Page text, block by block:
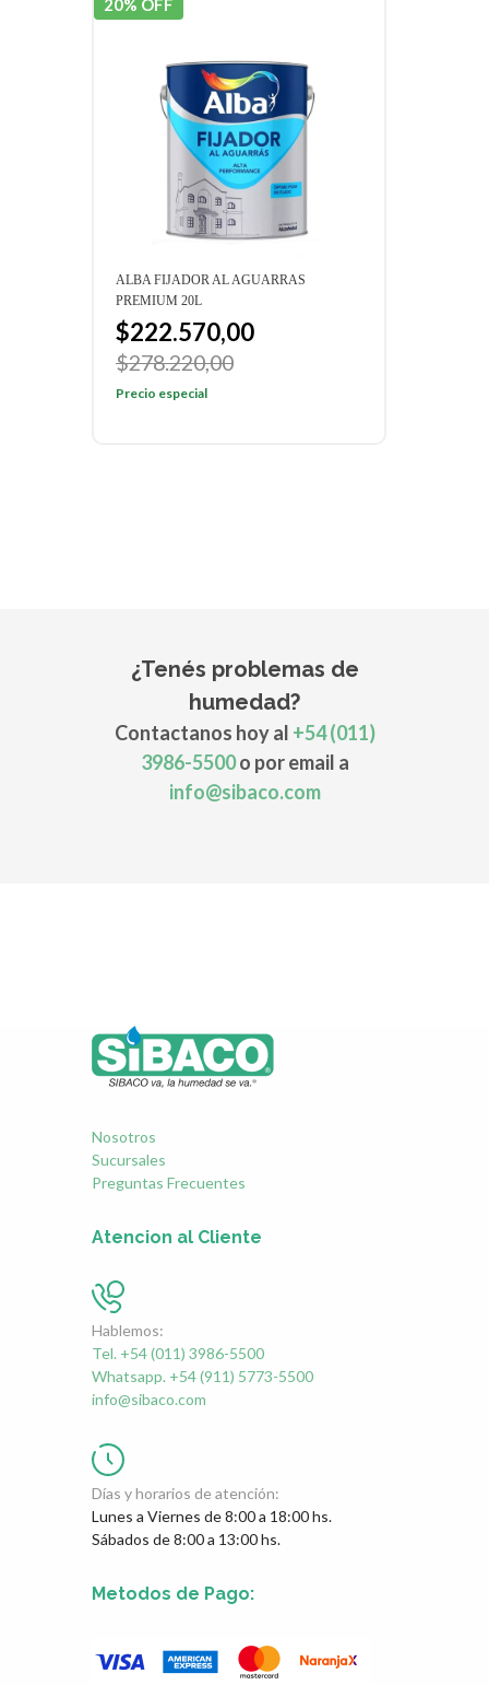
20% OFF
ALBA FIJADOR AL AGUARRAS
PREMIUM 20L
$222.570,00
$278.220,00
Precio especial
¿Tenés problemas de
humedad?
Contactanos hoy al +54 (011)
3986-5500o por email a
info@sibaco.com
Nosotros
Sucursales
Preguntas Frecuentes
Atencion al Cliente
Hablemos:
Tel. +54 (011) 3986-5500
Whatsapp. +54 (911) 5773-5500
info@sibaco.com
Días y horarios de atención:
Lunes a Viernes de 8:00 a 18:00 hs.
Sábados de 8:00 a 13:00 hs.
Metodos de Pago: